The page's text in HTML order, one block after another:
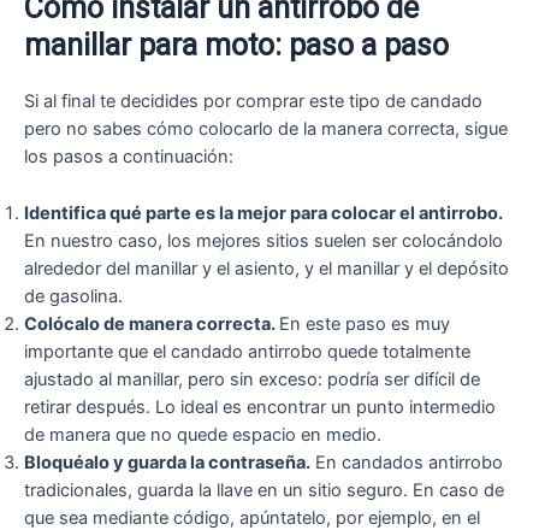
Cómo instalar un antirrobo de
manillar para moto: paso a paso
Si al final te decidides por comprar este tipo de candado
pero no sabes cómo colocarlo de la manera correcta, sigue
los pasos a continuación:
Identifica qué parte es la mejor para colocar el antirrobo.
En nuestro caso, los mejores sitios suelen ser colocándolo
alrededor del manillar y el asiento, y el manillar y el depósito
de gasolina.
Colócalo de manera correcta. En este paso es muy
importante que el candado antirrobo quede totalmente
ajustado al manillar, pero sin exceso: podría ser difícil de
retirar después. Lo ideal es encontrar un punto intermedio
de manera que no quede espacio en medio.
Bloquéalo y guarda la contraseña. En candados antirrobo
tradicionales, guarda la llave en un sitio seguro. En caso de
que sea mediante código, apúntatelo, por ejemplo, en el